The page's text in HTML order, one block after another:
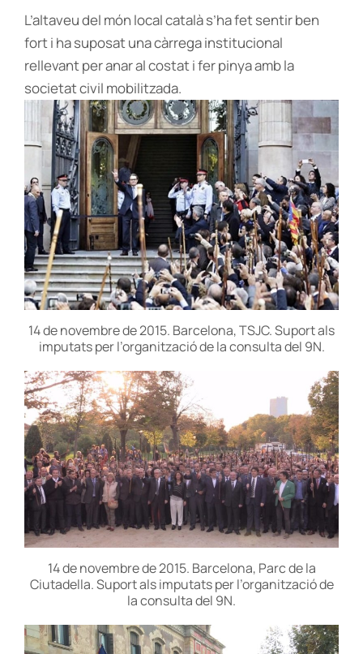
L’altaveu del món local català s’ha fet sentir ben
fort i ha suposat una càrrega institucional
rellevant per anar al costat i fer pinya amb la
societat civil mobilitzada.
14 de novembre de 2015. Barcelona, TSJC. Suport als
imputats per l’organització de la consulta del 9N.
14 de novembre de 2015. Barcelona, Parc de la
Ciutadella. Suport als imputats per l’organització de
la consulta del 9N.